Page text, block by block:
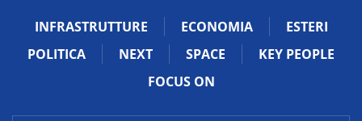
INFRASTRUTTURE ECONOMIA
ESTERI
POLITICA
NEXT SPACE
KEY PEOPLE
FOCUS ON